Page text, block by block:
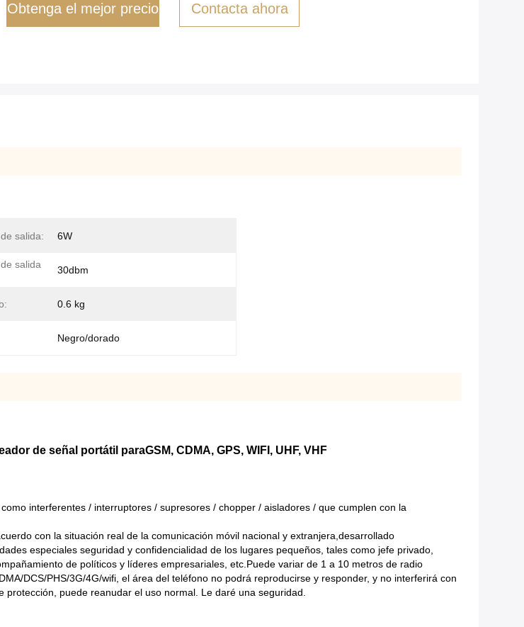
Obtenga el mejor precio Contacta ahora
salida: 6W
salida
30dbm
0.6 kg
Negro/dorado
de señal portátil paraGSM, CDMA, GPS, WIFI, UHF, VHF
interferentes / interruptores / supresores / chopper / aisladores / que cumplen con la
con la situación real de la comunicación móvil nacional y extranjera,desarrollado
especiales seguridad y confidencialidad de los lugares pequeños, tales como jefe privado,
de políticos y líderes empresariales, etc.Puede variar de 1 a 10 metros de radio
DCS/PHS/3G/4G/wifi, el área del teléfono no podrá reproducirse y responder, y no interferirá con
puede reanudar el uso normal. Le daré una seguridad.